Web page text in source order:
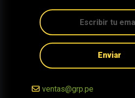
Enviar
ventas@grp.pe